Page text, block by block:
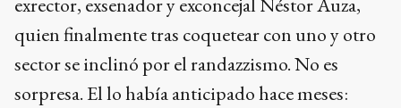
quien finalmente tras coquetear con uno y otro
sector se inclinó por el randazzismo. No es
sorpresa. El lo había anticipado hace meses: